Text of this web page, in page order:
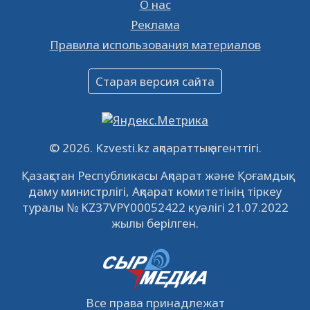
16.12.2022 61041
Объявление
09.12.2022
Свободные рабочие места
встречу с инвесторами в Кызылорде 22
ноября
21.11.2022 14942 0
© 2026. Kzvesti.kz ақпараттық агенттігі.
Қазақстан Республикасы Ақпарат және Қоғамдық
даму министрлігі, Ақпарат комитетінің тіркеу
туралы № KZ37VPY00052422 куәлігі 21.07.2022
жылы берілген.
Все права принадлежат
О нас
Реклама
Правила использования материалов
Старая версия сайта